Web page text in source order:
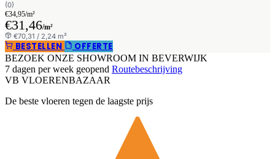
(0)
€34,95/m²
€31,46/m²
€70,31 / 2,24 m²
BESTELLEN OFFERTE
BEZOEK ONZE SHOWROOM IN BEVERWIJK
7 dagen per week geopend Routebeschrijving
VB VLOERENBAZAAR
De beste vloeren tegen de laagste prijs